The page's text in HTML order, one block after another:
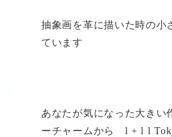
抽象画を革に描いた時の
ています
あなたが気になった大き
ーチャームから l + l l